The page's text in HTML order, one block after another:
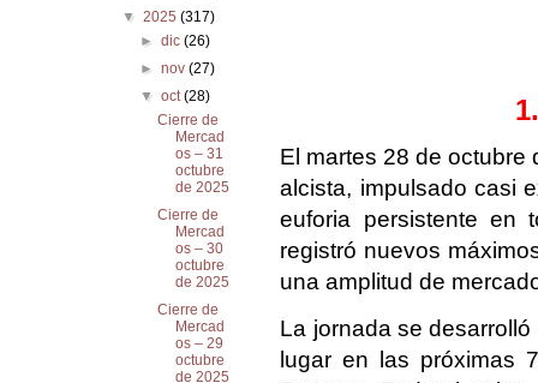
El martes 28 de octubre
alcista, impulsado casi
euforia persistente en
registró nuevos
una amplitud de
La jornada se
lugar en las próximas
▼2025(317)
► dic (26)
► nov (27)
▼ oct(28)
Cierre de
Mercad
os – 31
octubre
de 2025
Cierre de
Mercad
os – 30
octubre
de 2025
Cierre de
Mercad
os – 29
octubre
de 2025